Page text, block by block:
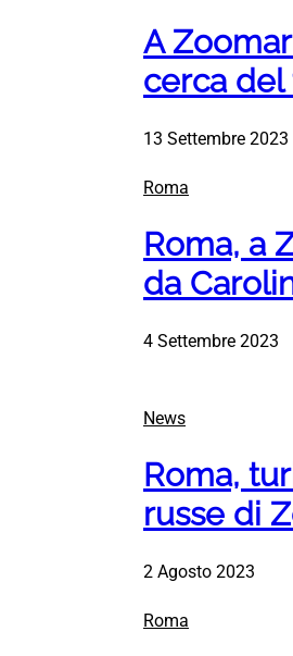
A
cerca
13 Settembre 2023
Roma
Roma, a
da
4 Settembre 2023
News
Roma,
russe di
2 Agosto 2023
Roma